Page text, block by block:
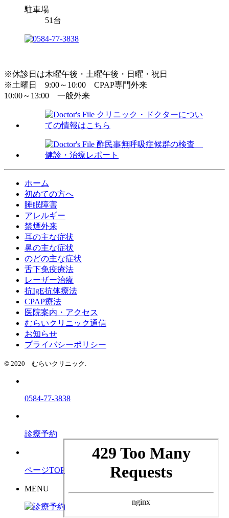
駐車場
51台
※休診日は木曜午後・土曜午後・日曜・祝日
※土曜日 9:00～10:00 CPAP専門外来
10:00～13:00 一般外来
ホーム
初めての方へ
睡眠障害
アレルギー
禁煙外来
耳の主な症状
鼻の主な症状
のどの主な症状
舌下免疫療法
レーザー治療
抗IgE抗体療法
CPAP療法
医院案内・アクセス
むらいクリニック通信
お知らせ
プライバシーポリシー
© 2020 むらいクリニック.
0584-77-3838
診療予約
ページTOP
MENU